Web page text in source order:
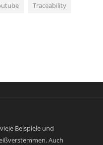
Traceability
Beispiele und
Auch